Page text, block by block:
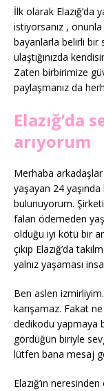
İlk olarak Elazığ’da
istiyorsanız , onunla
bayanlarla belirli bir
ulaştığınızda
Zaten birbirimize
paylaşmanız da
arıyorum
Merhaba arkadaşlar
yaşayan 24
bulunuyorum.
falan ödemeden
olduğu iyi kötü bir
çıkıp Elazığ’da
yalnız yaşaması
Ben aslen
karışamaz. Fakat
dedikodu yapmaya
gördüğün biriyle
lütfen bana mesaj
Elazığ’ın